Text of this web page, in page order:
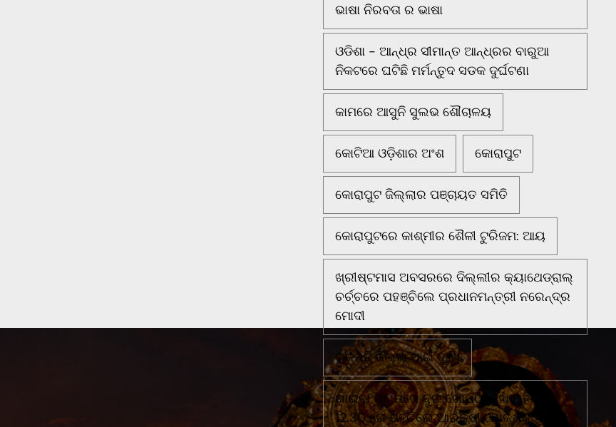
ଭାଷା ନିରବତା ର ଭାଷା
ଓଡିଶା - ଆନ୍ଧ୍ର ସୀମାନ୍ତ ଆନ୍ଧ୍ରର ବାରୁଆ
ନିକଟରେ ଘଟିଛି ମର୍ମନ୍ତୁଦ ସଡକ ଦୁର୍ଘଟଣା
କାମରେ ଆସୁନି ସୁଲଭ ଶୌଚାଳୟ
କୋଟିଆ ଓଡ଼ିଶାର ଅଂଶ କୋରାପୁଟ
କୋରାପୁଟ ଜିଲ୍ଲାର ପଞ୍ଚାୟତ ସମିତି
କୋରାପୁଟରେ କାଶ୍ମୀର ଶୈଳୀ ଟୁରିଜମ: ଆୟ
ଖ୍ରୀଷ୍ଟମାସ ଅବସରରେ ଦିଲ୍ଲୀର କ୍ୟାଥେଡ୍ରାଲ୍
ଚର୍ଚ୍ଚରେ ପହଞ୍ଚିଲେ ପ୍ରଧାନମନ୍ତ୍ରୀ ନରେନ୍ଦ୍ର
ମୋଦୀ
ଗଜପତି ଜିଲ୍ଲା ପାଇଁ ଦୁଃଖ
ଗାଇବା ଗ୍ରାମରେ ଦୁଇ ଗୋଷ୍ଠୀ ମୁହାଁ ମୁହିଁରାତି
12.30 ରେ ପହଁଚିଲେ ଆରକ୍ଷୀ ଅଧିକ୍ଷକ ଏବଂ